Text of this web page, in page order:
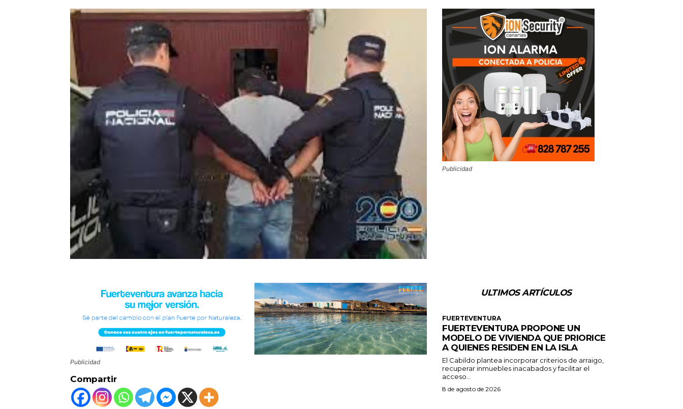
Publicidad
Publicidad
Compartir
ULTIMOS ARTÍCULOS
FUERTEVENTURA
FUERTEVENTURA PROPONE UN
MODELO DE VIVIENDA QUE PRIORICE
A QUIENES RESIDEN EN LA ISLA
El Cabildo plantea incorporar criterios de arraigo,
recuperar inmuebles inacabados y facilitar el
acceso...
8 de agosto de 2026